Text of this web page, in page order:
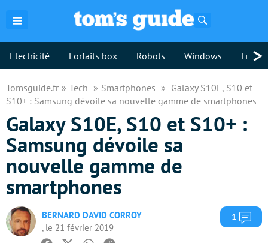
Electricité Forfaits box Robots Windows >
Tomsguide.fr Tech Smartphones
Galaxy S10E, S10 et
S10+ : Samsung dévoile sa nouvelle gamme de smartphones
Galaxy S10E, S10 et S10+ :
Samsung dévoile sa
nouvelle gamme de
smartphones
BERNARD DAVID CORROY
, le 21 février 2019
1